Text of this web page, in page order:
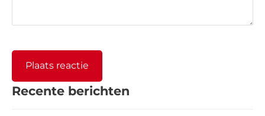
Recente berichten